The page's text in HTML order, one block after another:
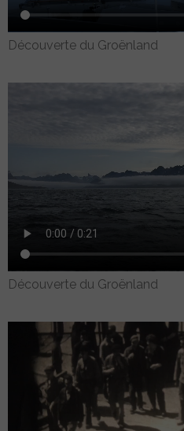
Découverte du Groënland
Découverte du Groënland